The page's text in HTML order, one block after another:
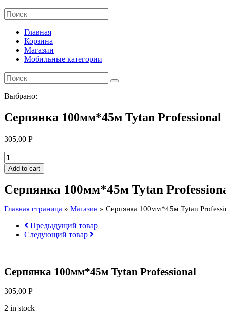
Search
this
websiteГлавная
Корзина
Магазин
Мобильные категории
Выбрано:
Серпянка 100мм*45м Tytan Professional
305,00 Р
Серпянка
100мм*45м
Tytan
quantity
Add to cart
Серпянка 100мм*45м Tytan
Главная страница » Магазин » Серпянка 100мм*45м Tytan
Предыдущий товар
Следующий товар
Серпянка 100мм*45м Tytan Professional
305,00 Р
2 in stock